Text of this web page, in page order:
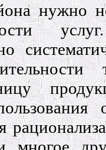
нужно